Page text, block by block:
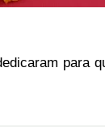
para